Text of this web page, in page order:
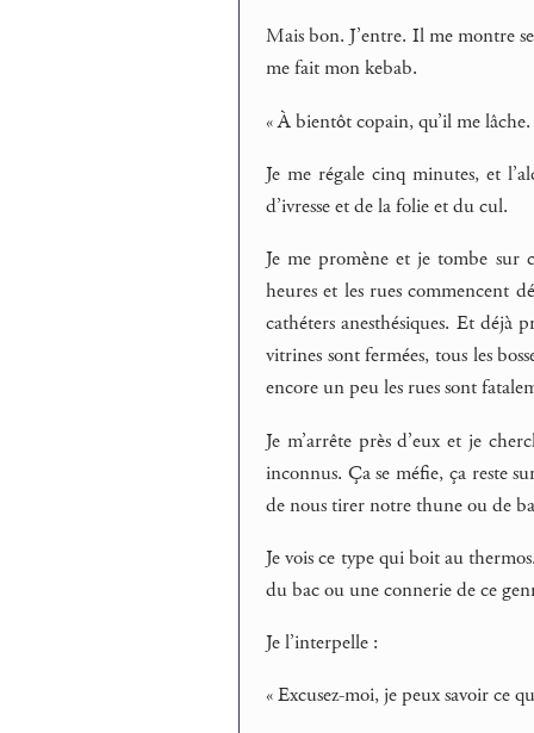
Mais bon. J’entre. Il me montre
me fait mon kebab.
« À bientôt copain, qu’il me lâche.
Je me régale cinq minutes, et
d’ivresse et de la folie et du cul.
Je me promène et je tombe sur
heures et les rues commencent
cathéters anesthésiques. Et déjà
vitrines sont fermées, tous les
encore un peu les rues sont
Je m’arrête près d’eux et je
inconnus. Ça se méfie, ça reste
de nous tirer notre thune ou de
Je vois ce type qui boit au
du bac ou une connerie de ce
Je l’interpelle :
« Excusez-moi, je peux savoir ce